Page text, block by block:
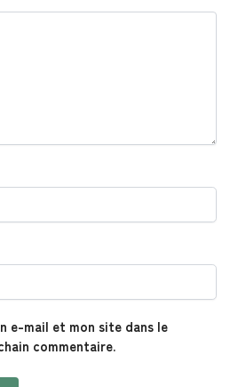
e-mail et mon site dans le
commentaire.